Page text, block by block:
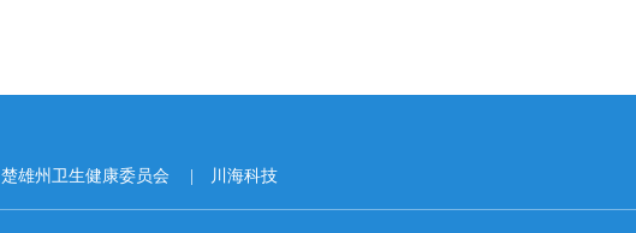
楚雄州卫生健康委员会 川海科技